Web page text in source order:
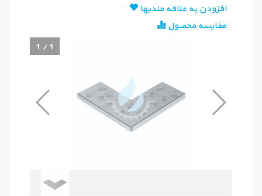
افزودن به علاقه مندیها
مقایسه محصول
1 /1